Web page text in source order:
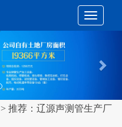
切
换
导
> 推荐：辽源声测管生产厂